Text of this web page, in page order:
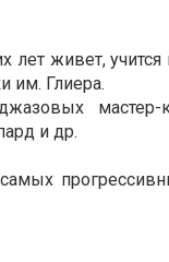
живет, учится
им. Глиера.
мастер-
и др.